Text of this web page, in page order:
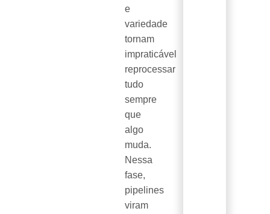
e
variedade
tornam
impraticável
reprocessar
tudo
sempre
que
algo
muda.
Nessa
fase,
pipelines
viram